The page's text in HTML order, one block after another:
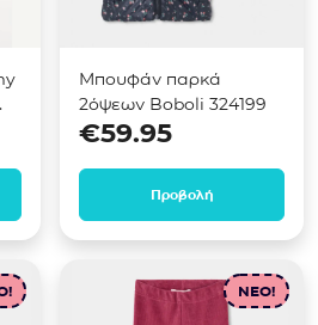
Μπουφάν παρκά
2όψεων Boboli 324199
€59.95
Προβολή
NEO!